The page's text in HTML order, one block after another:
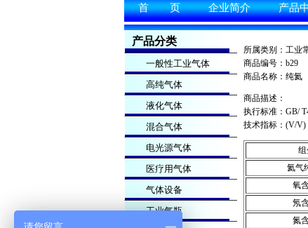
首 页 企业简介 产品
所属类别：工业
商品编号：b29
商品名称：纯氦
商品描述：
执行标准：GB/
技术指标：(V/V)
氦气
氧
氖
氮
产品分类
一般性工业气体
高纯气体
液化气体
混合气体
电光源气体
医疗用气体
气体设备
工业气瓶